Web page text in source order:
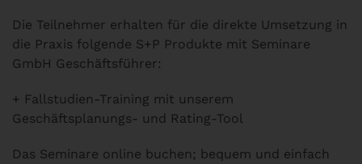
Die Teilnehmer erhalten für die direkte Umsetzung in
die Praxis folgende S+P Produkte mit Seminare
GmbH Geschäftsführer:
+ Fallstudien-Training mit unserem
Geschäftsplanungs- und Rating-Tool
Das Seminare online buchen; bequem und einfach